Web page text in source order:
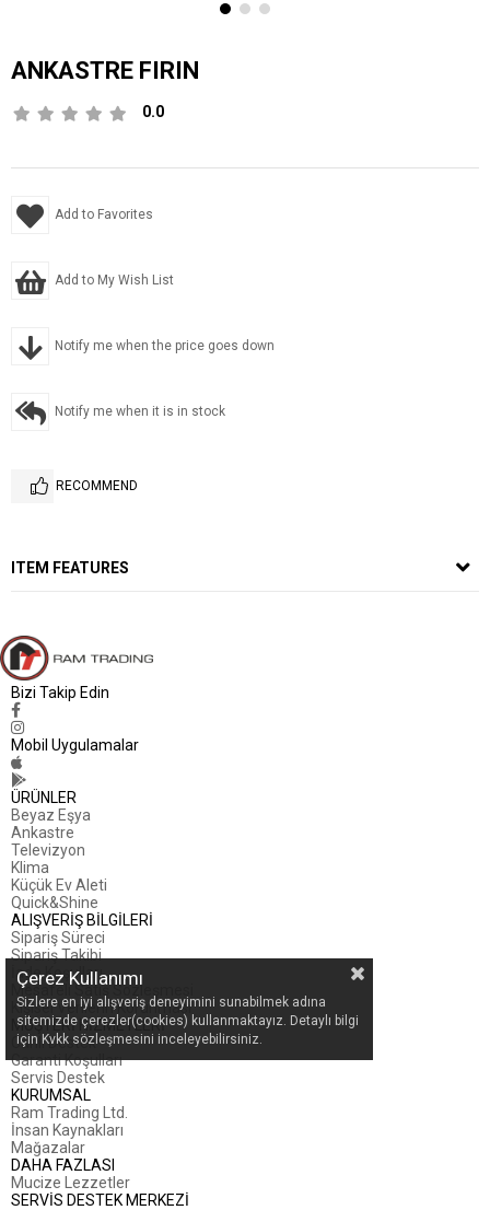
ANKASTRE FIRIN
0.0
Add to Favorites
Add to My Wish List
Notify me when the price goes down
Notify me when it is in stock
RECOMMEND
ITEM FEATURES
Bizi Takip Edin
Mobil Uygulamalar
ÜRÜNLER
Beyaz Eşya
Ankastre
Televizyon
Klima
Küçük Ev Aleti
Quick&Shine
ALIŞVERİŞ BİLGİLERİ
Sipariş Süreci
Sipariş Takibi
İade Koşulları
Mesafeli Satış Sözleşmesi
Kişisel Verilerin Korunması
MÜŞTERİ HİZMETLERİ
Canlı Destek
Garanti Koşulları
Servis Destek
KURUMSAL
Ram Trading Ltd.
İnsan Kaynakları
Mağazalar
DAHA FAZLASI
Mucize Lezzetler
SERVİS DESTEK MERKEZİ
Çerez Kullanımı
Sizlere en iyi alışveriş deneyimini sunabilmek adına
sitemizde çerezler(cookies) kullanmaktayız. Detaylı bilgi
için Kvkk sözleşmesini inceleyebilirsiniz.